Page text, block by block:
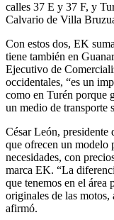
calles 37 E y 37 F, y
Calvario de Villa
Con estos dos, EK
tiene también en
Ejecutivo de
occidentales, “es un
como en Turén porque
un medio de transporte
César León,
que ofrecen un modelo
necesidades, con
marca EK. “La
que tenemos en el área
originales de las motos,
afirmó.